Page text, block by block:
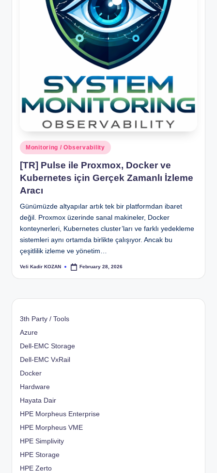
Posted
in
Monitoring / Observability
[TR] Pulse ile Proxmox, Docker ve
Kubernetes için Gerçek Zamanlı İzleme
Aracı
Günümüzde altyapılar artık tek bir platformdan ibaret
değil. Proxmox üzerinde sanal makineler, Docker
konteynerleri, Kubernetes cluster’ları ve farklı yedekleme
sistemleri aynı ortamda birlikte çalışıyor. Ancak bu
çeşitlilik izleme ve yönetim…
Posted
Veli Kadir KOZAN February 28, 2026
3th Party / Tools
Azure
Dell-EMC Storage
Dell-EMC VxRail
Docker
Hardware
Hayata Dair
HPE Morpheus Enterprise
HPE Morpheus VME
HPE Simplivity
HPE Storage
HPE Zerto